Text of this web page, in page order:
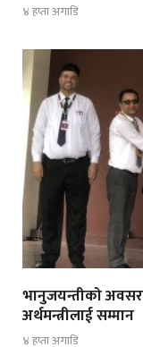
४ हप्ता अगाडि
भानुजयन्तीको
अर्थमन्त्रीलाई सम्मान
४ हप्ता अगाडि